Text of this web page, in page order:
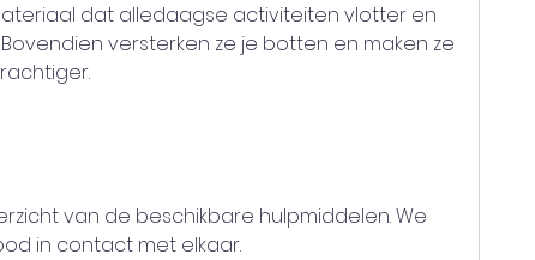
dat alledaagse activiteiten vlotter en
versterken ze je botten en maken ze
van de beschikbare hulpmiddelen. We
in contact met elkaar.